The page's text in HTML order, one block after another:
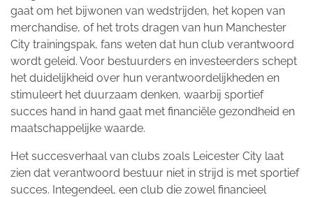
gaat om het bijwonen van wedstrijden, het kopen van
merchandise, of het trots dragen van hun Manchester
City trainingspak, fans weten dat hun club verantwoord
wordt geleid. Voor bestuurders en investeerders schept
het duidelijkheid over hun verantwoordelijkheden en
stimuleert het duurzaam denken, waarbij sportief
succes hand in hand gaat met financiële gezondheid en
maatschappelijke waarde.
Het succesverhaal van clubs zoals Leicester City laat
zien dat verantwoord bestuur niet in strijd is met sportief
succes. Integendeel, een club die zowel financieel